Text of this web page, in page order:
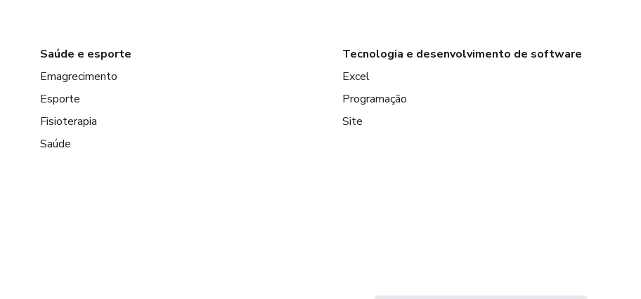
Saúde e esporte
Emagrecimento
Esporte
Fisioterapia
Saúde
Tecnologia e desenvolvimento de software
Excel
Programação
Site